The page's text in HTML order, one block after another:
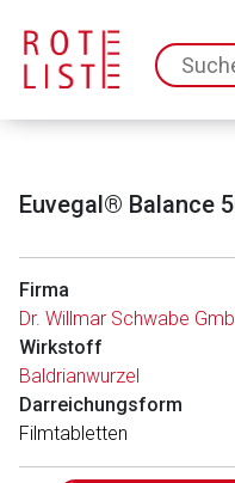
Euvegal® Balance
Firma
Dr. Willmar Schwabe
Wirkstoff
Baldrianwurzel
Darreichungsform
Filmtabletten